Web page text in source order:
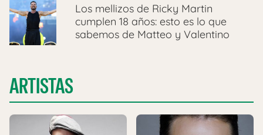
Los mellizos de Ricky Martin
cumplen 18 años: esto es lo que
sabemos de Matteo y Valentino
ARTISTAS